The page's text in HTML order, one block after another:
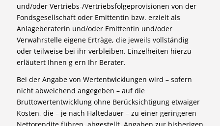
und/oder Vertriebs-/Vertriebsfolgeprovisionen von der
Fondsgesellschaft oder Emittentin bzw. erzielt als
Anlageberaterin und/oder Emittentin und/oder
Verwahrstelle eigene Erträge, die jeweils vollständig
oder teilweise bei ihr verbleiben. Einzelheiten hierzu
erläutert Ihnen g ern Ihr Berater.
Bei der Angabe von Wertentwicklungen wird – sofern
nicht abweichend angegeben – auf die
Bruttowertentwicklung ohne Berücksichtigung etwaiger
Kosten, die – je nach Haltedauer – zu einer geringeren
Nettorendite führen, abgestellt. Angaben zur bisherigen